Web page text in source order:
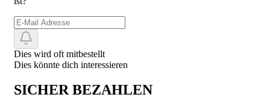
Dies wird oft mitbestellt
Dies könnte dich interessieren
SICHER BEZAHLEN